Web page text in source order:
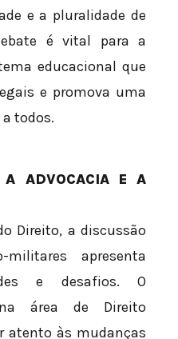
e a pluralidade de
é vital para a
educacional que
e promova uma
todos.
A ADVOCACIA E A
Direito, a discussão
apresenta
e desafios. O
área de Direito
atento às mudanças